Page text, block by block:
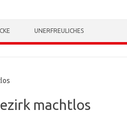
UNERFREULICHES
machtlos